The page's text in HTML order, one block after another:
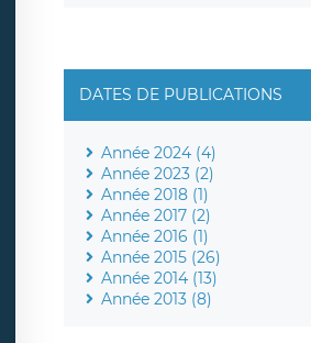
DATES DE PUBLICATIONS
Année 2024 (4)
Année 2023 (2)
Année 2018 (1)
Année 2017 (2)
Année 2016 (1)
Année 2015 (26)
Année 2014 (13)
Année 2013 (8)